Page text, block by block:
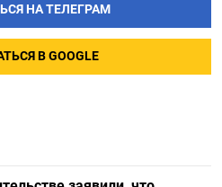
НА ТЕЛЕГРАМ
В GOOGLE